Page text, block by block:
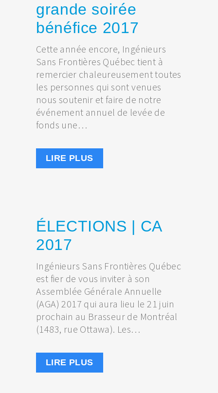
grande soirée
bénéfice 2017
Cette année encore, Ingénieurs
Sans Frontières Québec tient à
remercier chaleureusement toutes
les personnes qui sont venues
nous soutenir et faire de notre
événement annuel de levée de
fonds une…
LIRE PLUS
ÉLECTIONS | CA
2017
Ingénieurs Sans Frontières Québec
est fier de vous inviter à son
Assemblée Générale Annuelle
(AGA) 2017 qui aura lieu le 21 juin
prochain au Brasseur de Montréal
(1483, rue Ottawa). Les…
LIRE PLUS